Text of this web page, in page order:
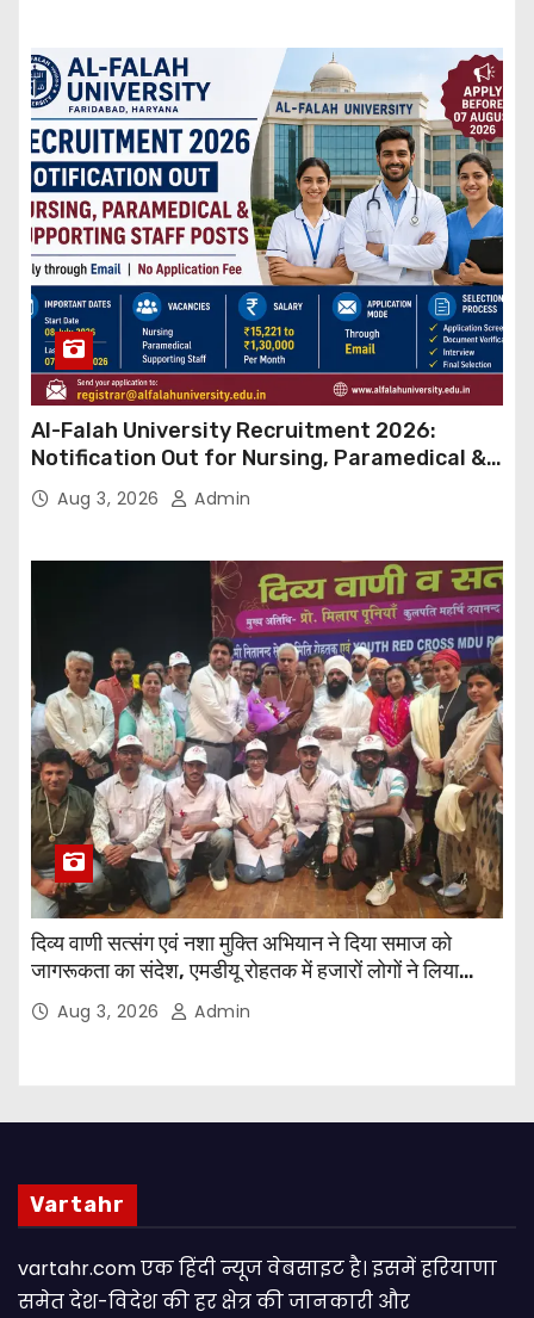
Al-Falah University Recruitment 2026:
Notification Out for Nursing, Paramedical &
Supporting Staff Posts, Apply Through Email
Aug 3, 2026 Admin
दिव्य वाणी सत्संग एवं नशा मुक्ति अभियान ने दिया समाज को
जागरूकता का संदेश, एमडीयू रोहतक में हजारों लोगों ने लिया
संकल्पAug 3, 2026 Admin
Vartahr
vartahr.com एक हिंदी न्यूज वेबसाइट है। इसमें हरियाणा
समेत देश-विदेश की हर क्षेत्र की जानकारी और